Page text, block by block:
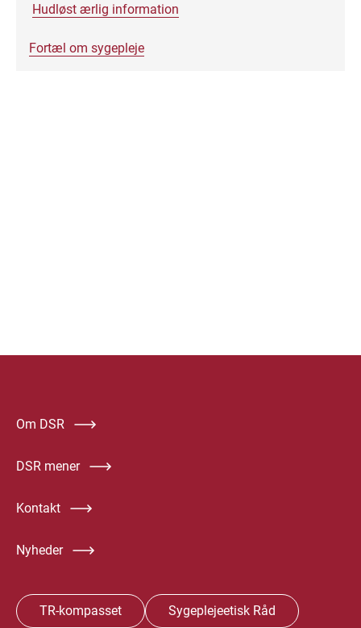
Hudløst ærlig information
Fortæl om sygepleje
Om DSR
DSR mener
Kontakt
Nyheder
TR-kompasset Sygeplejeetisk Råd